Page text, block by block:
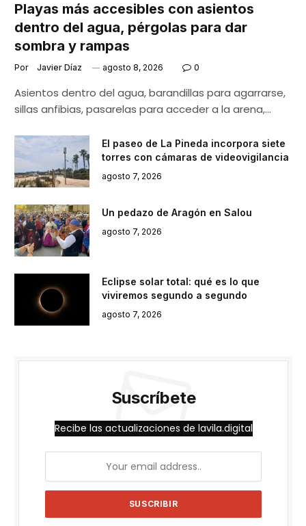
Playas más accesibles con asientos
dentro del agua, pérgolas para dar
sombra y rampas
Por Javier Díaz agosto 8, 2026 0
Asientos dentro del agua, barandillas para agarrarse,
sillas anfibias, pasarelas para acceder a la arena,…
El paseo de La Pineda incorpora siete
torres con cámaras de videovigilancia
agosto 7, 2026
Un pedazo de Aragón en Salou
agosto 7, 2026
Eclipse solar total: qué es lo que
viviremos segundo a segundo
agosto 7, 2026
Suscríbete
Recibe las actualizaciones de lavila.digital